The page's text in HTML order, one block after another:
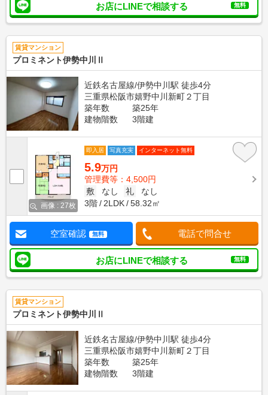
お店にLINEで相談する 無料
賃貸マンション
プロミネント伊勢中川Ⅱ
近鉄名古屋線/伊勢中川駅 徒歩4分
三重県松阪市嬉野中川新町２丁目
築年数
築25年
建物階数
3階建
画像 : 27枚
即入居 写真充実 インターネット無料
5.9万円
管理費等：4,500円
敷
なし 礼
なし
3階
2LDK 58.32㎡
空室確認 無料 電話で問合せ
お店にLINEで相談する 無料
賃貸マンション
プロミネント伊勢中川Ⅱ
近鉄名古屋線/伊勢中川駅 徒歩4分
三重県松阪市嬉野中川新町２丁目
築年数
築25年
建物階数
3階建